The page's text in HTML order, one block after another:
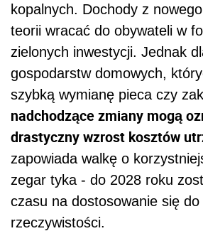
kopalnych. Dochody z
teorii wracać do obywateli w
zielonych inwestycji. Jednak
gospodarstw domowych,
szybką wymianę pieca czy
nadchodzące zmiany mogą
drastyczny wzrost kosztów
zapowiada walkę o
zegar tyka - do 2028 roku
czasu na dostosowanie się
rzeczywistości.